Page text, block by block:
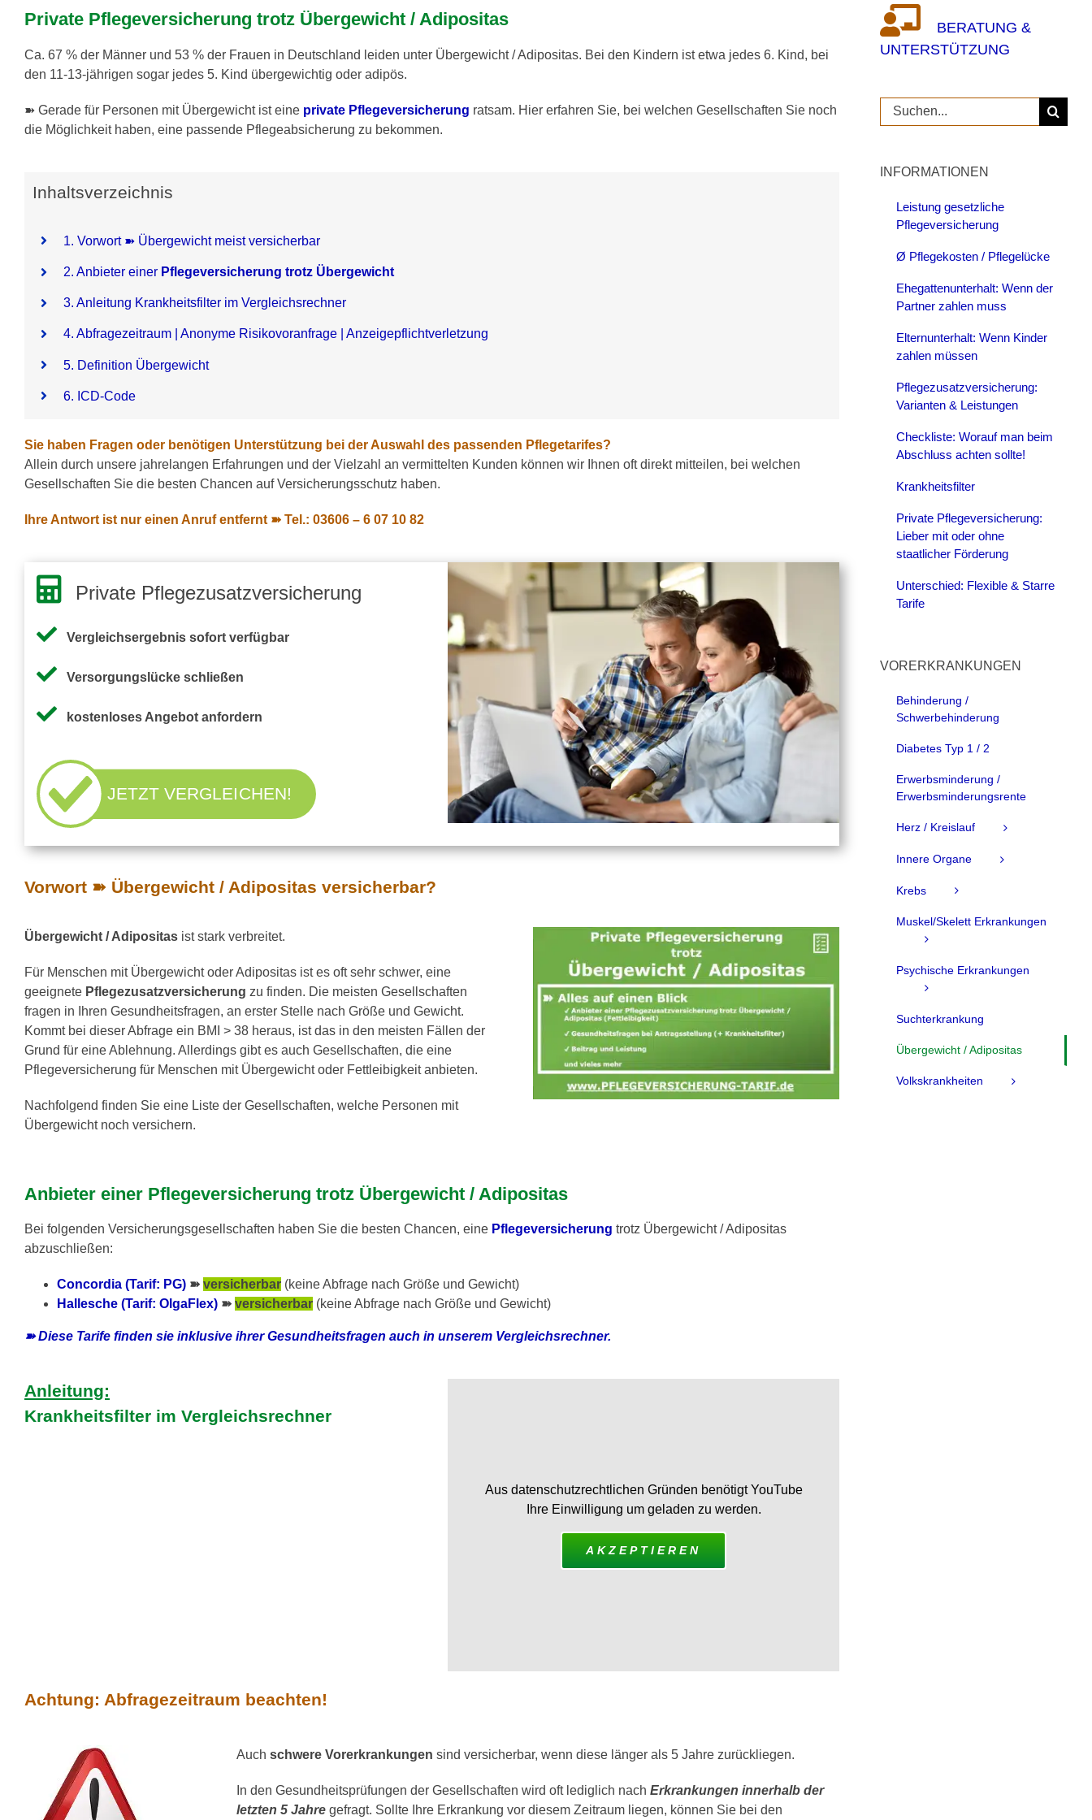
Private Pflegeversicherung trotz Übergewicht / Adipositas
Ca. 67 % der Männer und 53 % der Frauen in Deutschland leiden unter Übergewicht / Adipositas. Bei den Kindern ist etwa jedes 6. Kind, bei
den 11-13-jährigen sogar jedes 5. Kind übergewichtig oder adipös.
➽ Gerade für Personen mit Übergewicht ist eine private Pflegeversicherung ratsam. Hier erfahren Sie, bei welchen Gesellschaften Sie noch
die Möglichkeit haben, eine passende Pflegeabsicherung zu bekommen.
Inhaltsverzeichnis
1. Vorwort ➽ Übergewicht meist versicherbar
2. Anbieter einer Pflegeversicherung trotz Übergewicht
3. Anleitung Krankheitsfilter im Vergleichsrechner
4. Abfragezeitraum | Anonyme Risikovoranfrage | Anzeigepflichtverletzung
5. Definition Übergewicht
6. ICD-Code
Sie haben Fragen oder benötigen Unterstützung bei der Auswahl des passenden Pflegetarifes?
Allein durch unsere jahrelangen Erfahrungen und der Vielzahl an vermittelten Kunden können wir Ihnen oft direkt mitteilen, bei welchen
Gesellschaften Sie die besten Chancen auf Versicherungsschutz haben.
Ihre Antwort ist nur einen Anruf entfernt ➽ Tel.: 03606 – 6 07 10 82
Private Pflegezusatzversicherung
Vergleichsergebnis sofort verfügbar
Versorgungslücke schließen
kostenloses Angebot anfordern
JETZT VERGLEICHEN!
Vorwort ➽ Übergewicht / Adipositas versicherbar?
Übergewicht / Adipositasist stark verbreitet.
Für Menschen mit Übergewicht oder Adipositas ist es oft sehr schwer, eine
geeignete Pflegezusatzversicherung zu finden. Die meisten Gesellschaften
fragen in Ihren Gesundheitsfragen, an erster Stelle nach Größe und Gewicht.
Kommt bei dieser Abfrage ein BMI > 38 heraus, ist das in den meisten Fällen der
Grund für eine Ablehnung. Allerdings gibt es auch Gesellschaften, die eine
Pflegeversicherung für Menschen mit Übergewicht oder Fettleibigkeit anbieten.
Nachfolgend finden Sie eine Liste der Gesellschaften, welche Personen mit
Übergewicht noch versichern.
Anbieter einer Pflegeversicherung trotz Übergewicht / Adipositas
Bei folgenden Versicherungsgesellschaften haben Sie die besten Chancen, eine Pflegeversicherung trotz Übergewicht / Adipositas
abzuschließen:
Concordia (Tarif: PG) ➽ versicherbar (keine Abfrage nach Größe und Gewicht)
Hallesche (Tarif: OlgaFlex) ➽ versicherbar(keine Abfrage nach Größe und Gewicht)
➽ Diese Tarife finden sie inklusive ihrer Gesundheitsfragen auch in unserem Vergleichsrechner.
Anleitung:
Krankheitsfilter im Vergleichsrechner
Aus datenschutzrechtlichen Gründen benötigt YouTube
Ihre Einwilligung um geladen zu werden.
AKZEPTIEREN
Achtung: Abfragezeitraum beachten!
Auch schwere Vorerkrankungen sind versicherbar, wenn diese länger als 5 Jahre zurückliegen.
In den Gesundheitsprüfungen der Gesellschaften wird oft lediglich nach Erkrankungen innerhalb der
letzten 5 Jahre gefragt. Sollte Ihre Erkrankung vor diesem Zeitraum liegen, können Sie bei den
BERATUNG &
UNTERSTÜTZUNG
Suche
nach:
INFORMATIONEN
Leistung gesetzliche
Pflegeversicherung
Ø Pflegekosten / Pflegelücke
Ehegattenunterhalt: Wenn der
Partner zahlen muss
Elternunterhalt: Wenn Kinder
zahlen müssen
Pflegezusatzversicherung:
Varianten & Leistungen
Checkliste: Worauf man beim
Abschluss achten sollte!
Krankheitsfilter
Private Pflegeversicherung:
Lieber mit oder ohne
staatlicher Förderung
Unterschied: Flexible & Starre
Tarife
VORERKRANKUNGEN
Behinderung /
Schwerbehinderung
Diabetes Typ 1 / 2
Erwerbsminderung /
Erwerbsminderungsrente
Herz / Kreislauf
Innere Organe
Krebs
Muskel/Skelett Erkrankungen
Psychische Erkrankungen
Suchterkrankung
Übergewicht / Adipositas
Volkskrankheiten